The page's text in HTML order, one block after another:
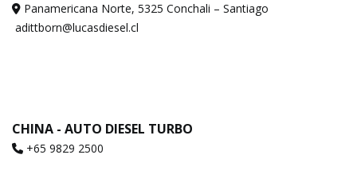
Panamericana Norte, 5325 Conchali – Santiago
adittborn@lucasdiesel.cl
CHINA - AUTO DIESEL TURBO
+65 9829 2500